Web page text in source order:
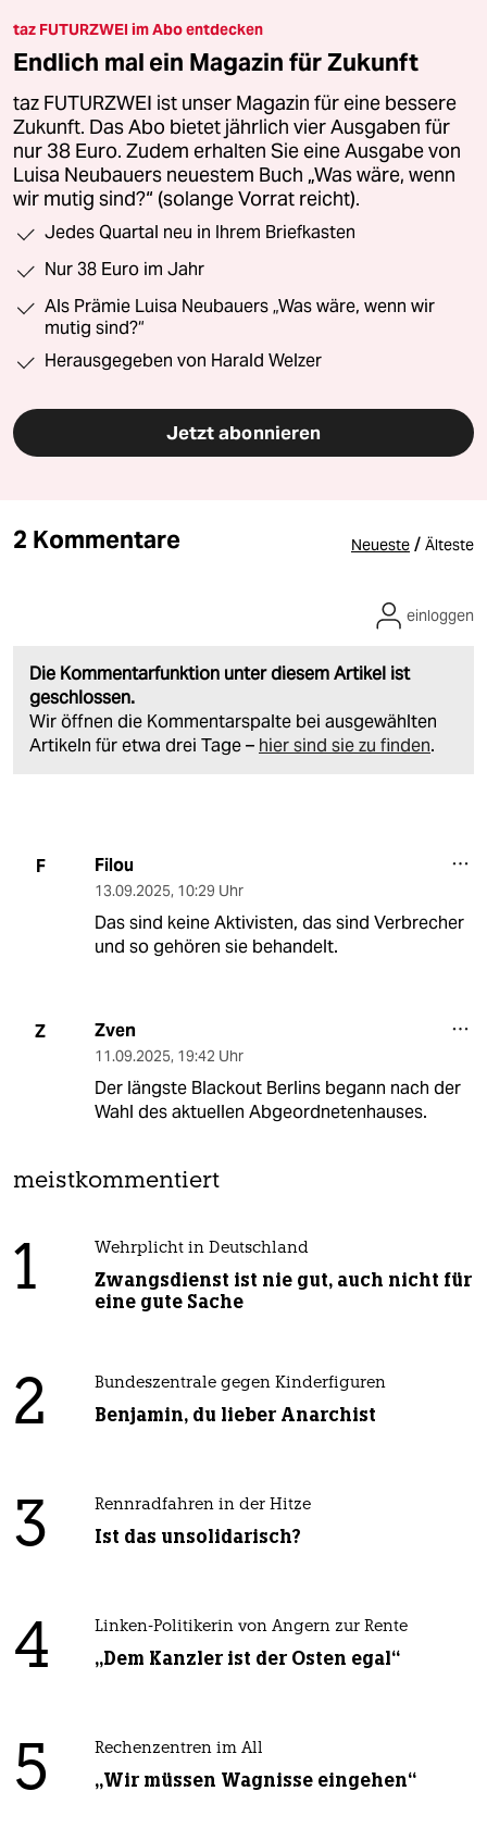
taz FUTURZWEI im Abo entdecken
Endlich mal ein Magazin für Zukunft
taz FUTURZWEI ist unser Magazin für eine bessere
Zukunft. Das Abo bietet jährlich vier Ausgaben für
nur 38 Euro. Zudem erhalten Sie eine Ausgabe von
Luisa Neubauers neuestem Buch „Was wäre, wenn
wir mutig sind?“ (solange Vorrat reicht).
Jedes Quartal neu in Ihrem Briefkasten
Nur 38 Euro im Jahr
Als Prämie Luisa Neubauers „Was wäre, wenn wir
mutig sind?“
Herausgegeben von Harald Welzer
Jetzt abonnieren
2 Kommentare Neueste / Älteste
Die Kommentarfunktion unter diesem Artikel ist
geschlossen.
Wir öffnen die Kommentarspalte bei ausgewählten
Artikeln für etwa drei Tage – hier sind sie zu finden.
einloggen
F Filou
13.09.2025, 10:29 Uhr
Das sind keine Aktivisten, das sind Verbrecher
und so gehören sie behandelt.
Z Zven
11.09.2025, 19:42 Uhr
Der längste Blackout Berlins begann nach der
Wahl des aktuellen Abgeordnetenhauses.
meistkommentiert
1 Wehrplicht in Deutschland
Zwangsdienst ist nie gut, auch nicht für
eine gute Sache
2 Bundeszentrale gegen Kinderfiguren
Benjamin, du lieber Anarchist
3 Rennradfahren in der Hitze
Ist das unsolidarisch?
4 Linken-Politikerin von Angern zur Rente
„Dem Kanzler ist der Osten egal“
5 Rechenzentren im All
„Wir müssen Wagnisse eingehen“